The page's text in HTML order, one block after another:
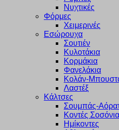
Νυχτικές
Φόρμες
Χειμερινές
Εσώρουχα
Σουτιέν
Κυλοτάκια
Κορμάκια
Φανελάκια
Κολάν-
Λαστέξ
Κάλτσες
Σουμπάς-
Κοντές Σοσόνια
Ημίκοντες